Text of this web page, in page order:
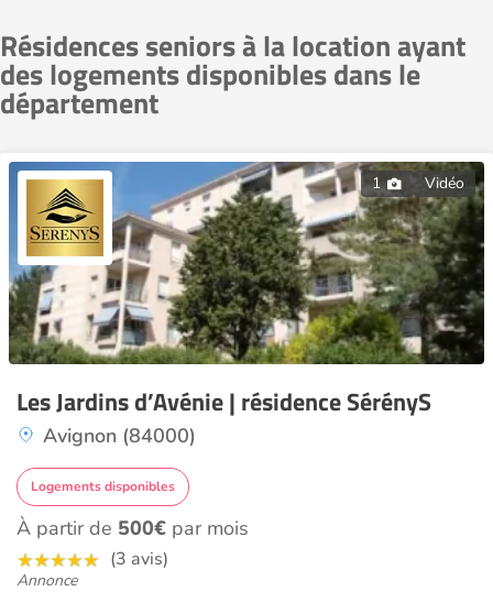
Résidences seniors à la location ayant
des logements disponibles dans le
département
1 Vidéo
Les Jardins d’Avénie | résidence SérényS
Avignon (84000)
Logements disponibles
À partir de 500€ par mois
(3 avis)
Annonce